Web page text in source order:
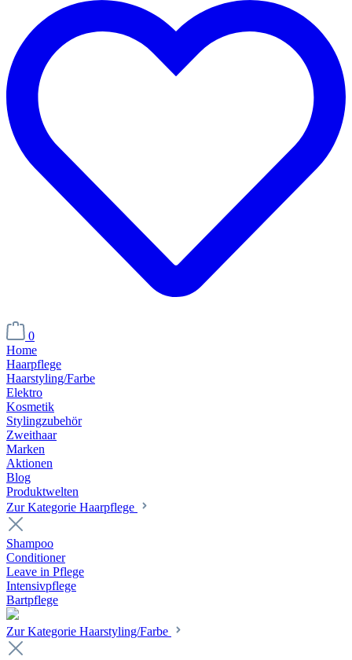
0
Home
Haarpflege
Haarstyling/Farbe
Elektro
Kosmetik
Stylingzubehör
Zweithaar
Marken
Aktionen
Blog
Produktwelten
Zur Kategorie Haarpflege
Shampoo
Conditioner
Leave in Pflege
Intensivpflege
Bartpflege
Zur Kategorie Haarstyling/Farbe